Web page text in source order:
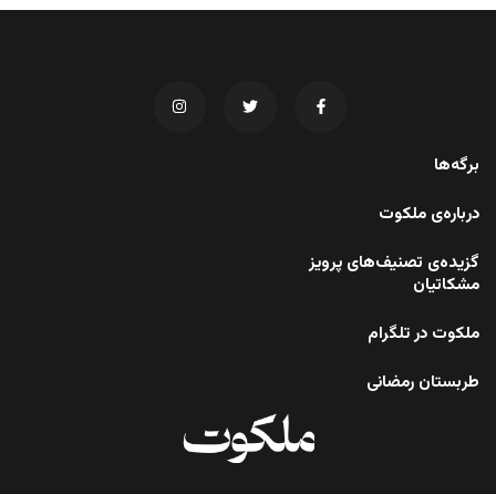
برگه‌ها
درباره‌ی ملکوت
گزیده‌ی تصنیف‌های پرویز
مشکاتیان
ملکوت در تلگرام
طربستان رمضانی